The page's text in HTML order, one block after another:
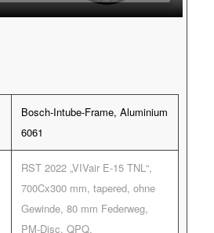
Bosch-Intube-Frame, Aluminium
6061
RST 2022 „VIVair E-15 TNL“,
700Cx300 mm, tapered, ohne
Gewinde, 80 mm Federweg,
PM-Disc, QPQ,